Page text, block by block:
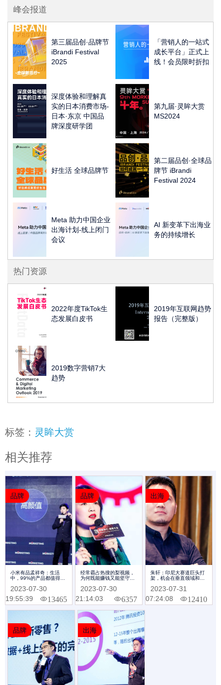
峰会报道
第三届品创·品牌节
iBrandi Festival
2025
「营销人的一站式
成长平台」正式上
线！会员限时折扣
深度体验和理解真
实的日本消费市场-
日本·东京 中国品
牌深度研学团
第九届·灵眸大赏
MS2024
好生活 全球品牌节
第二届品创·全球品
牌节 iBrandi
Festival 2024
Meta 助力中国企业
出海计划-线上闭门
会议
AI 新变革下出海业
务的持续增长
热门资源
2022年度TikTok生
态发展白皮书
2019年互联网趋势
报告（完整版）
2019数字营销7大
趋势
标签： 灵眸大赏
相关推荐
品牌
小米有品孟祥奇：生活
中，99%的产品都值得被
Morketing Summit 2018
2023-07-30
19:55:39
13465
品牌
经常霸占热搜的梨视频，
为何既能赚钱又能坚守情
2018专题
2023-07-30
21:14:03
6357
出海
朱轩：印尼大赛道巨头打
架，机会在垂直领域和生
Summit 2018专题
2023-07-31
07:24:08
12410
品牌 出海